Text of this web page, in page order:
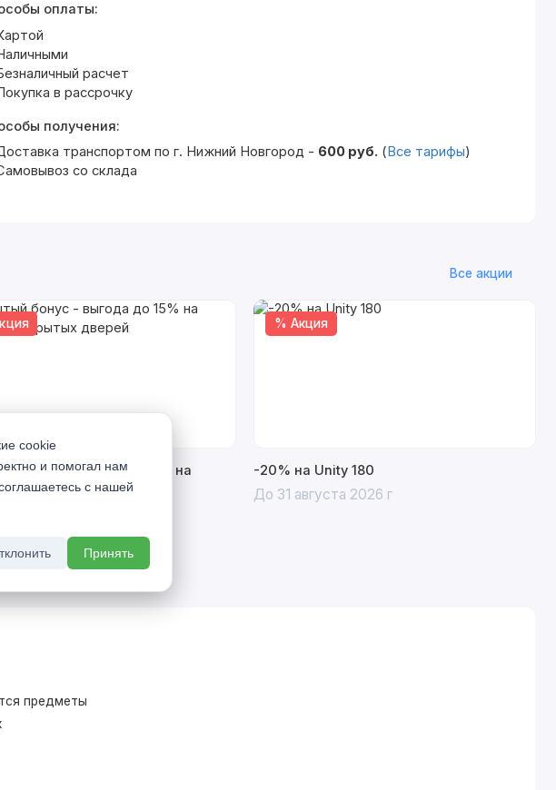
оплаты:
расчет
в рассрочку
получения:
транспортом по г. Нижний Новгород - 600 руб. (Все тарифы)
со склада
Все акции
бонус - выгода до 15% на
скрытых дверей
% Акция
-20% на Unity 180
До 31 августа 2026 г
предметы
cookie
и помогал нам
с нашей
Принять